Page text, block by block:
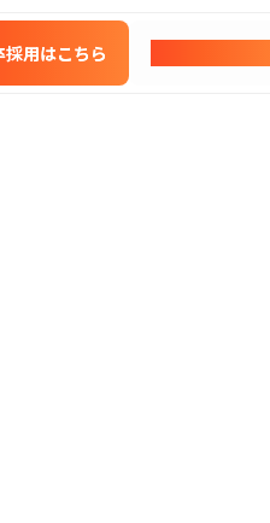
採用はこちら
採用はこちら